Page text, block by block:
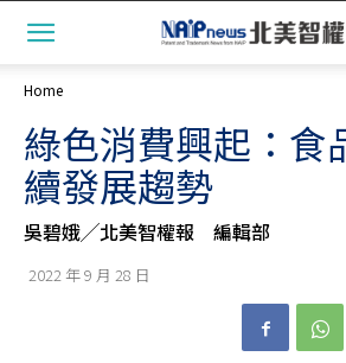
Home
綠色消費興起：食
續發展趨勢
吳碧娥╱北美智權報 編輯部
2022 年 9 月 28 日